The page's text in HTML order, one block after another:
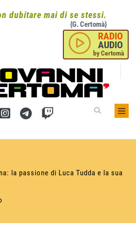
dubitare mai di se stessi.
{G. Certomà}
RADIO
AUDIO
by Certomà
la passione di Luca Tudda e la sua